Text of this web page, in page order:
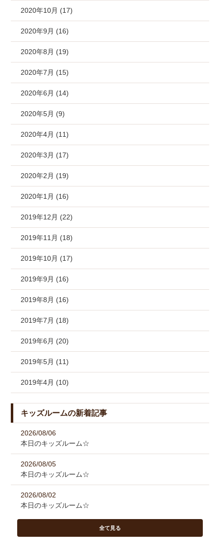
2020年10月 (17)
2020年9月 (16)
2020年8月 (19)
2020年7月 (15)
2020年6月 (14)
2020年5月 (9)
2020年4月 (11)
2020年3月 (17)
2020年2月 (19)
2020年1月 (16)
2019年12月 (22)
2019年11月 (18)
2019年10月 (17)
2019年9月 (16)
2019年8月 (16)
2019年7月 (18)
2019年6月 (20)
2019年5月 (11)
2019年4月 (10)
キッズルームの新着記事
2026/08/06
本日のキッズルーム☆
2026/08/05
本日のキッズルーム☆
2026/08/02
本日のキッズルーム☆
全て見る